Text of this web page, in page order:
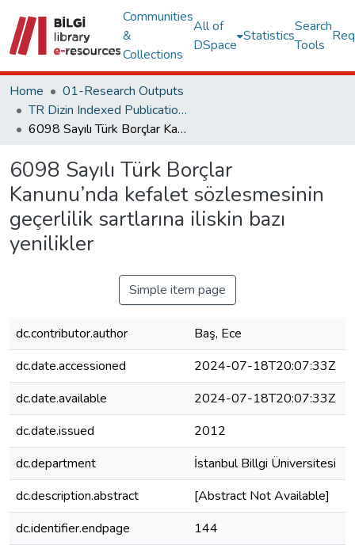
Communities
&
Collections
All of
DSpace
Statistics
Search
Tools
Home
01-Research Outputs
TR Dizin Indexed Publications
6098 Sayılı Türk Borçlar Kanunu’nda kefalet sözlesmesinin geçerlilik sartlarına iliskin bazı yenilikler
6098 Sayılı Türk Borçlar
Kanunu’nda kefalet sözlesmesinin
geçerlilik sartlarına iliskin bazı
yenilikler
Simple item page
dc.contributor.author
Baş, Ece
dc.date.accessioned
2024-07-18T20:07:33Z
dc.date.available
2024-07-18T20:07:33Z
dc.date.issued
2012
dc.department
İstanbul Billgi Üniversitesi
dc.description.abstract
[Abstract Not Available]
dc.identifier.endpage
144